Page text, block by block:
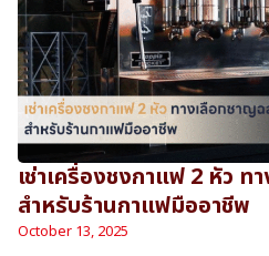
เช่าเครื่องชงกาแฟ 2 หัว ท
สำหรับร้านกาแฟมืออาชีพ
October 13, 2025